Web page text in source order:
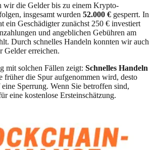
wir die Gelder bis zu einem Krypto-
insgesamt wurden 52.000 € gesperrt. In
ein Geschädigter zunächst 250 € investiert
und angeblichen Gebühren am
Durch schnelles Handeln konnten wir auch
Gelder erreichen.
mit solchen Fällen zeigt: Schnelles Handeln
früher die Spur aufgenommen wird, desto
Sperrung. Wenn Sie betroffen sind,
eine kostenlose Ersteinschätzung.